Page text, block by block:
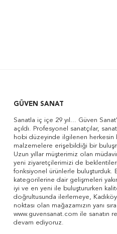
GÜVEN SANAT
Sanatla iç içe 29 yıl... Güven
açıldı. Profesyonel sanatçılar,
hobi düzeyinde ilgilenen herkesin
malzemelere erişebildiği bir
Uzun yıllar müşterimiz olan
yeni ziyaretçilerimizi de
fonksiyonel ürünlerle buluşturduk.
kategorilerine dair gelişmeleri
iyi ve en yeni ile buluştururken
doğrultusunda ilerlemeye,
noktası olan mağazamızın yanı
www.guvensanat.com ile sanatın
devam ediyoruz.